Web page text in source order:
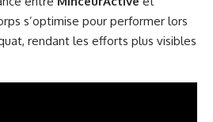
s’optimise pour performer lors
rendant les efforts plus visibles